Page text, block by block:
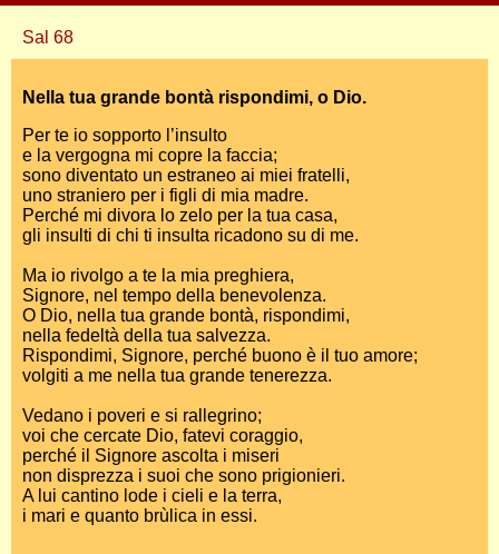
Sal 68
Nella tua grande bontà rispondimi, o Dio.
Per te io sopporto l’insulto
e la vergogna mi copre la faccia;
sono diventato un estraneo ai miei fratelli,
uno straniero per i figli di mia madre.
Perché mi divora lo zelo per la tua casa,
gli insulti di chi ti insulta ricadono su di me.
Ma io rivolgo a te la mia preghiera,
Signore, nel tempo della benevolenza.
O Dio, nella tua grande bontà, rispondimi,
nella fedeltà della tua salvezza.
Rispondimi, Signore, perché buono è il tuo amore;
volgiti a me nella tua grande tenerezza.
Vedano i poveri e si rallegrino;
voi che cercate Dio, fatevi coraggio,
perché il Signore ascolta i miseri
non disprezza i suoi che sono prigionieri.
A lui cantino lode i cieli e la terra,
i mari e quanto brùlica in essi.